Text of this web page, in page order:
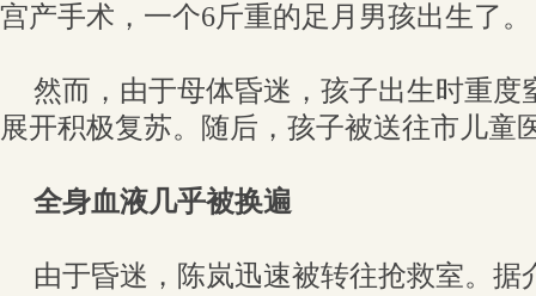
宫产手术，一个6斤重的足月男孩出生了。
然而，由于母体昏迷，孩子出生时重度
展开积极复苏。随后，孩子被送往市儿童
全身血液几乎被换遍
由于昏迷，陈岚迅速被转往抢救室。据